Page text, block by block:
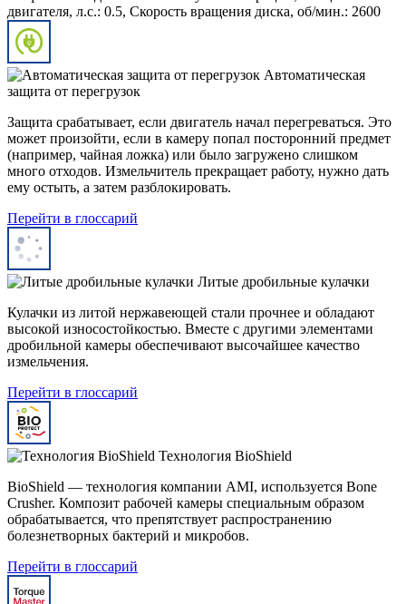
двигателя, л.с.: 0.5, Скорость вращения диска, об/мин.: 2600
Автоматическая
защита от перегрузок
Защита срабатывает, если двигатель начал перегреваться. Это
может произойти, если в камеру попал посторонний предмет
(например, чайная ложка) или было загружено слишком
много отходов. Измельчитель прекращает работу, нужно дать
ему остыть, а затем разблокировать.
Перейти в глоссарий
Литые дробильные кулачки
Кулачки из литой нержавеющей стали прочнее и обладают
высокой износостойкостью. Вместе с другими элементами
дробильной камеры обеспечивают высочайшее качество
измельчения.
Перейти в глоссарий
Технология BioShield
BioShield — технология компании AMI, используется Bone
Crusher. Композит рабочей камеры специальным образом
обрабатывается, что препятствует распространению
болезнетворных бактерий и микробов.
Перейти в глоссарий